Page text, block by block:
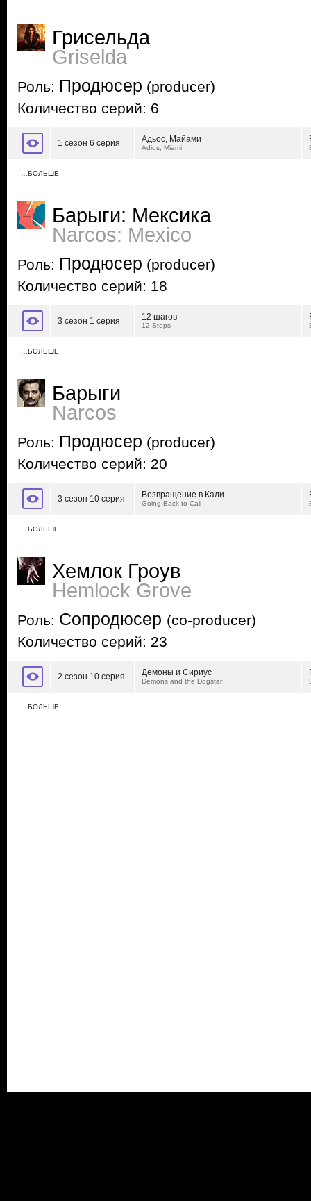
Грисельда
Griselda
Роль: Продюсер (producer)
Количество серий: 6
1 сезон 6 серия Адьос, Майами
Adios, Miami
…БОЛЬШЕ
Барыги: Мексика
Narcos: Mexico
Роль: Продюсер (producer)
Количество серий: 18
3 сезон 1 серия 12 шагов
12 Steps
…БОЛЬШЕ
Барыги
Narcos
Роль: Продюсер (producer)
Количество серий: 20
3 сезон 10 серия Возвращение в Кали
Going Back to Cali
…БОЛЬШЕ
Хемлок Гроув
Hemlock Grove
Роль: Сопродюсер (co-producer)
Количество серий: 23
2 сезон 10 серия Демоны и Сириус
Demons and the Dogstar
…БОЛЬШЕ